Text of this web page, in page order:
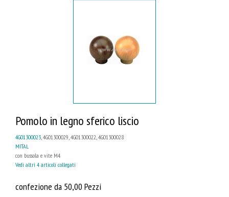
Pomolo in legno sferico liscio
4G01300023, 4G01300029, 4G01300022, 4G01300028
MITAL
con bussola e vite M4
Vedi altri 4 articoli collegati
confezione da 50,00 Pezzi